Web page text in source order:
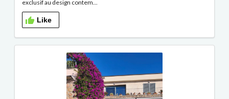
exclusif au design contem...
Like